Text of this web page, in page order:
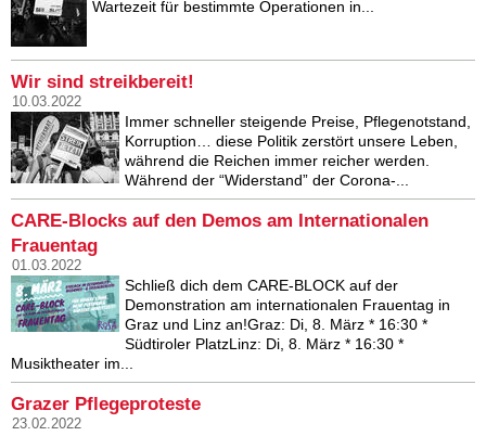
Wartezeit für bestimmte Operationen in...
Wir sind streikbereit!
10.03.2022
Immer schneller steigende Preise, Pflegenotstand,
Korruption… diese Politik zerstört unsere Leben,
während die Reichen immer reicher werden.
Während der “Widerstand” der Corona-...
CARE-Blocks auf den Demos am Internationalen
Frauentag
01.03.2022
Schließ dich dem CARE-BLOCK auf der
Demonstration am internationalen Frauentag in
Graz und Linz an!Graz: Di, 8. März * 16:30 *
Südtiroler PlatzLinz: Di, 8. März * 16:30 *
Musiktheater im...
Grazer Pflegeproteste
23.02.2022